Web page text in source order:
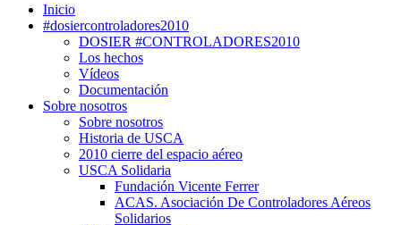
Inicio
#dosiercontroladores2010
DOSIER #CONTROLADORES2010
Los hechos
Vídeos
Documentación
Sobre nosotros
Sobre nosotros
Historia de USCA
2010 cierre del espacio aéreo
USCA Solidaria
Fundación Vicente Ferrer
ACAS. Asociación De Controladores Aéreos
Solidarios